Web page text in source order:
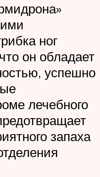
ног
он обладает
успешно
лечебного
запаха